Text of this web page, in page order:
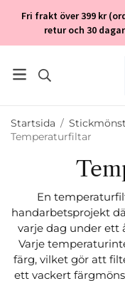
Fri frakt över 399 kr
retur och 30
Startsida /
Temperaturfiltar
En
handarbetsprojekt
varje dag under ett
Varje
färg, vilket gör att
ett vackert